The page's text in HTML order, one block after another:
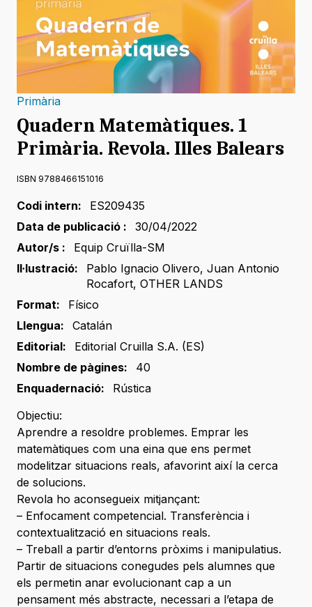
Primària
Quadern Matemàtiques. 1
Primària. Revola. Illes Balears
ISBN 9788466151016
Codi intern:
ES209435
Data de publicació :
30/04/2022
Autor/s :
Equip Cruïlla-SM
Il·lustració:
Pablo Ignacio Olivero, Juan Antonio
Rocafort, OTHER LANDS
Format:
Físico
Llengua:
Catalán
Editorial:
Editorial Cruilla S.A. (ES)
Nombre de pàgines:
40
Enquadernació:
Rústica
Objectiu:
Aprendre a resoldre problemes. Emprar les
matemàtiques com una eina que ens permet
modelitzar situacions reals, afavorint així la cerca
de solucions.
Revola ho aconsegueix mitjançant:
– Enfocament competencial. Transferència i
contextualització en situacions reals.
– Treball a partir d’entorns pròxims i manipulatius.
Partir de situacions conegudes pels alumnes que
els permetin anar evolucionant cap a un
pensament més abstracte, necessari a l’etapa de